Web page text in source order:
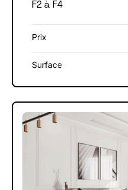
F2 à F4
Prix
Surface